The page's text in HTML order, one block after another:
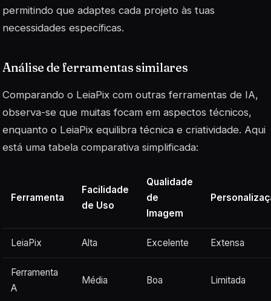
permitindo que adaptes cada projeto às tuas
necessidades específicas.
Análise de ferramentas similares
Comparando o LeiaPix com outras ferramentas de IA,
observa-se que muitas focam em aspectos técnicos,
enquanto o LeiaPix equilibra técnica e criatividade. Aqui
está uma tabela comparativa simplificada:
Ferramenta
Facilidade
de Uso
Qualidade
de
Imagem
LeiaPix Alta Excelente Extensa
Ferramenta
A
Média Boa Limitada